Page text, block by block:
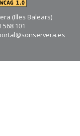
(Illes Balears)
101